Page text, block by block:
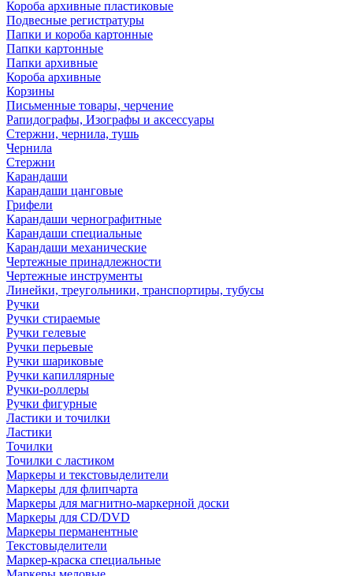
Короба архивные пластиковые
Подвесные регистратуры
Папки и короба картонные
Папки картонные
Папки архивные
Короба архивные
Корзины
Письменные товары, черчение
Рапидографы, Изографы и аксессуары
Стержни, чернила, тушь
Чернила
Стержни
Карандаши
Карандаши цанговые
Грифели
Карандаши чернографитные
Карандаши специальные
Карандаши механические
Чертежные принадлежности
Чертежные инструменты
Линейки, треугольники, транспортиры, тубусы
Ручки
Ручки стираемые
Ручки гелевые
Ручки перьевые
Ручки шариковые
Ручки капиллярные
Ручки-роллеры
Ручки фигурные
Ластики и точилки
Ластики
Точилки
Точилки с ластиком
Маркеры и текстовыделители
Маркеры для флипчарта
Маркеры для магнитно-маркерной доски
Маркеры для CD/DVD
Маркеры перманентные
Текстовыделители
Маркер-краска специальные